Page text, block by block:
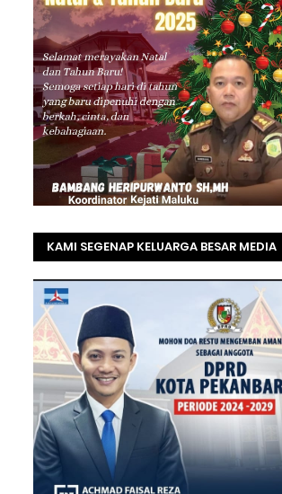
KAMI SEGENAP KELUARGA BESAR MEDIA
SELAMAT KEPADA BAPAK ACHMAD FAISAL
REZ